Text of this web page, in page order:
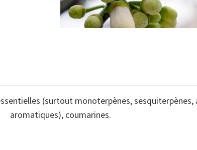
(surtout monoterpènes, sesquiterpènes,
aromatiques), coumarines.